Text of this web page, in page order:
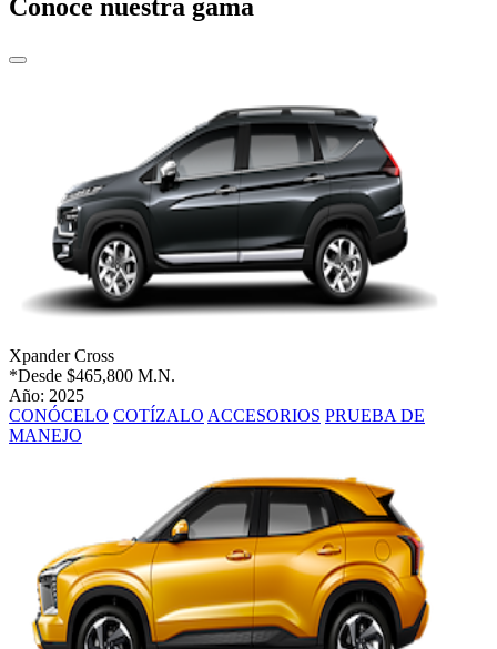
Conoce nuestra gama
Xpander Cross
*Desde $465,800 M.N.
Año: 2025
CONÓCELO COTÍZALO ACCESORIOS PRUEBA DE
MANEJO